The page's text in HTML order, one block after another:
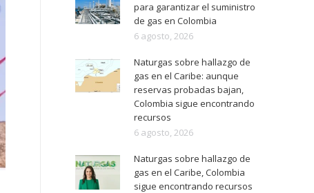
para garantizar el suministro
de gas en Colombia
6 agosto, 2026
Naturgas sobre hallazgo de
gas en el Caribe: aunque
reservas probadas bajan,
Colombia sigue encontrando
recursos
6 agosto, 2026
Naturgas sobre hallazgo de
gas en el Caribe, Colombia
sigue encontrando recursos